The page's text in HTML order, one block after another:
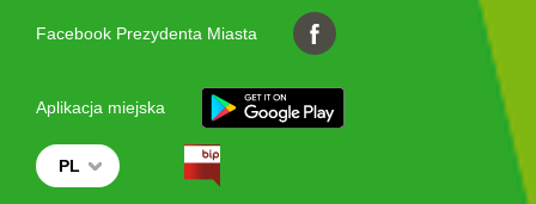
Facebook Prezydenta Miasta
Aplikacja miejska
PL